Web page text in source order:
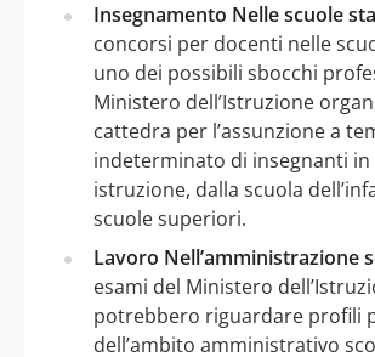
Insegnamento Nelle scuole
concorsi per docenti nelle
uno dei possibili sbocchi
Ministero dell’Istruzione
cattedra per l’assunzione a
indeterminato di insegnanti
istruzione, dalla scuola
scuole superiori.
Lavoro Nell’amministrazione
esami del Ministero
potrebbero riguardare profili
dell’ambito amministrativo